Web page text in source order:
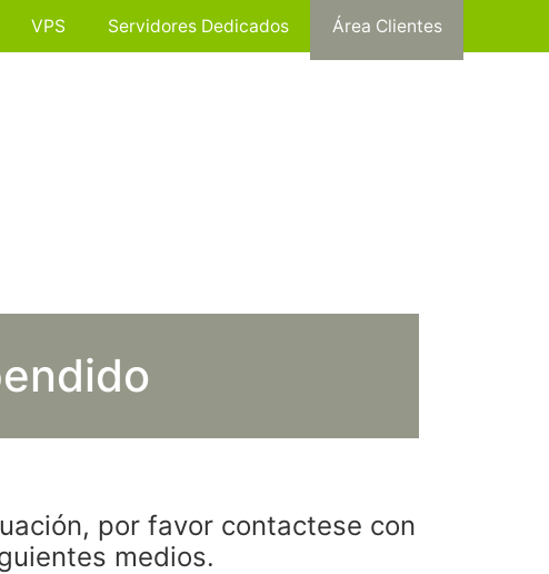
VPS Servidores Dedicados Área Clientes
por favor contactese con
medios.